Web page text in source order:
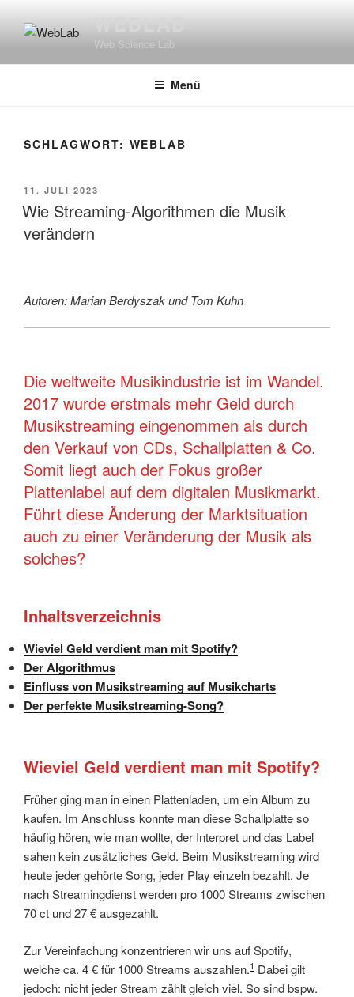
Inhalt
WEBLAB
Web Science Lab
Menü
SCHLAGWORT: WEBLAB
VERÖFFENTLICHT
AM
11. JULI 2023
Wie Streaming-Algorithmen die Musik
verändern
Autoren: Marian Berdyszak und Tom Kuhn
Die weltweite Musikindustrie ist im Wandel.
2017 wurde erstmals mehr Geld durch
Musikstreaming eingenommen als durch
den Verkauf von CDs, Schallplatten & Co.
Somit liegt auch der Fokus großer
Plattenlabel auf dem digitalen Musikmarkt.
Führt diese Änderung der Marktsituation
auch zu einer Veränderung der Musik als
solches?
Inhaltsverzeichnis
Wieviel Geld verdient man mit Spotify?
Der Algorithmus
Einfluss von Musikstreaming auf Musikcharts
Der perfekte Musikstreaming-Song?
Wieviel Geld verdient man mit Spotify?
Früher ging man in einen Plattenladen, um ein Album zu
kaufen. Im Anschluss konnte man diese Schallplatte so
häufig hören, wie man wollte, der Interpret und das Label
sahen kein zusätzliches Geld. Beim Musikstreaming wird
heute jeder gehörte Song, jeder Play einzeln bezahlt. Je
nach Streamingdienst werden pro 1000 Streams zwischen
70 ct und 27 € ausgezahlt.
Zur Vereinfachung konzentrieren wir uns auf Spotify,
welche ca. 4 € für 1000 Streams auszahlen.1 Dabei gilt
jedoch: nicht jeder Stream zählt gleich viel. So sind bspw.